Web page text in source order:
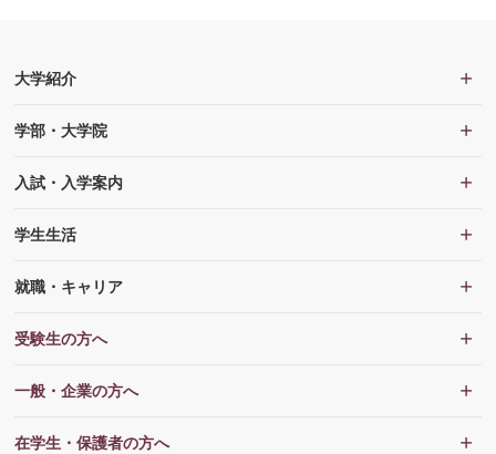
大学紹介
学部・大学院
入試・入学案内
学生生活
就職・キャリア
受験生の方へ
一般・企業の方へ
在学生・保護者の方へ